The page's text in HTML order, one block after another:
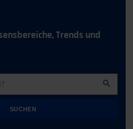
Trends und
SUCHEN